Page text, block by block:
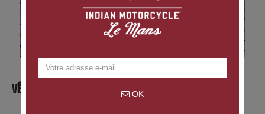
VÊTEMENTS ET ÉQUIPEMENT OK